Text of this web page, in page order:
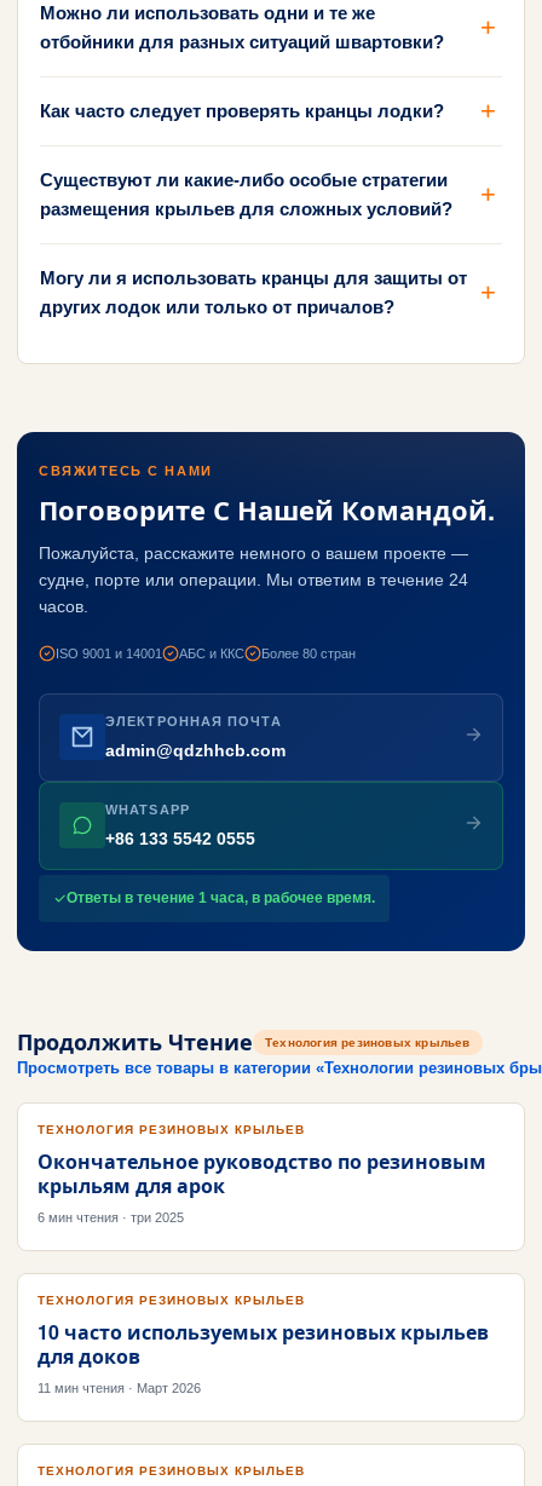
Можно ли использовать одни и те же
отбойники для разных ситуаций швартовки?
Как часто следует проверять кранцы лодки?
Существуют ли какие-либо особые стратегии
размещения крыльев для сложных условий?
Могу ли я использовать кранцы для защиты от
других лодок или только от причалов?
СВЯЖИТЕСЬ С НАМИ
Поговорите С Нашей Командой.
Пожалуйста, расскажите немного о вашем проекте —
судне, порте или операции. Мы ответим в течение 24
часов.
ISO 9001 и 14001 АБС и ККС Более 80 стран
ЭЛЕКТРОННАЯ ПОЧТА
admin@qdzhhcb.com
WHATSAPP
+86 133 5542 0555
Ответы в течение 1 часа, в рабочее время.
Продолжить Чтение Технология резиновых крыльев
Просмотреть все товары в категории «Технологии резиновых
ТЕХНОЛОГИЯ РЕЗИНОВЫХ КРЫЛЬЕВ
Окончательное руководство по резиновым
крыльям для арок
6 мин чтения · три 2025
ТЕХНОЛОГИЯ РЕЗИНОВЫХ КРЫЛЬЕВ
10 часто используемых резиновых крыльев
для доков
11 мин чтения · Март 2026
ТЕХНОЛОГИЯ РЕЗИНОВЫХ КРЫЛЬЕВ